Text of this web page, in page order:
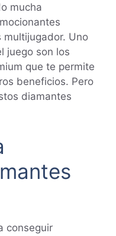
mucha
multijugador. Uno
juego son los
que te permite
beneficios. Pero
diamantes
conseguir